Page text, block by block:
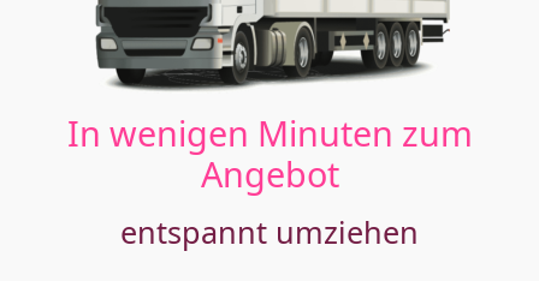
In wenigen Minuten zum
Angebot
entspannt umziehen